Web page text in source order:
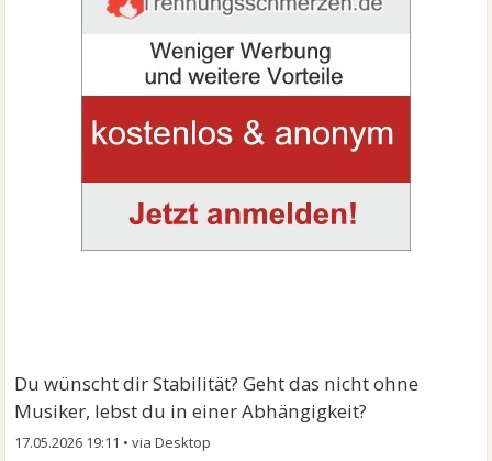
Du wünscht dir Stabilität? Geht das nicht ohne
Musiker, lebst du in einer Abhängigkeit?
17.05.2026 19:11 •